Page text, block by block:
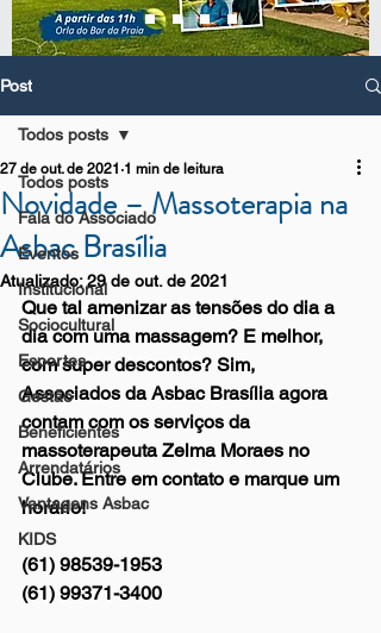
Post
Todos posts
Fala do Associado
Eventos
Institucional
Sociocultural
Esportes
Gestão
Beneficientes
Arrendatários
Vantagens Asbac
KIDS
Todos posts
Novidade – Massoterapia na
Asbac Brasília
27 de out. de 2021 1 min de leitura
Atualizado:29 de out. de 2021
Que tal amenizar as tensões do dia a
dia com uma massagem? E melhor,
com super descontos? Sim,
Associados da Asbac Brasília agora
contam com os serviços da
massoterapeuta Zelma Moraes no
Clube. Entre em contato e marque um
horário!
(61) 98539-1953
(61) 99371-3400